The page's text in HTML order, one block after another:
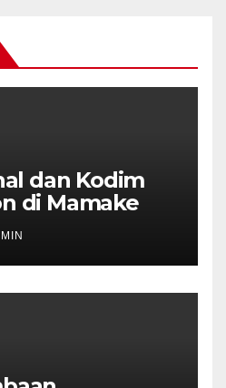
dan Kodim
di Mamake